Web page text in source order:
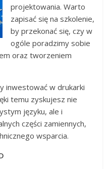
projektowania. Warto
zapisać się na szkolenie,
by przekonać się, czy w
ogóle poradzimy sobie
oraz tworzeniem
inwestować w drukarki
temu zyskujesz nie
języku, ale i
części zamiennych,
wsparcia.